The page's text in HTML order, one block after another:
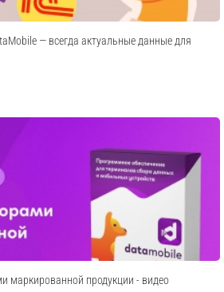
— всегда актуальные данные для
маркированной продукции - видео